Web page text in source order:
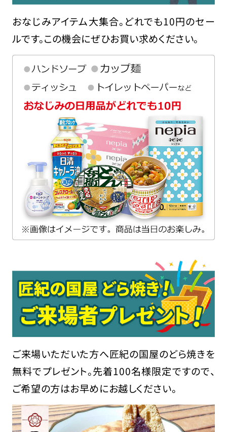
おなじみアイテム大集合。どれでも10円のセー
ルです。この機会にぜひお買い求めください。
ご来場いただいた方へ匠紀の国屋のどら焼きを
無料でプレゼント。先着100名様限定ですので、
ご希望の方はお早めにお越しください。